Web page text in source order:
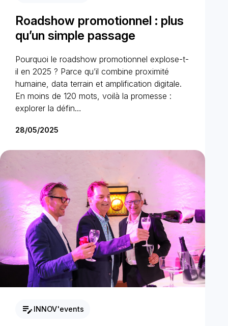
Roadshow promotionnel : plus
qu’un simple passage
Pourquoi le roadshow promotionnel explose-t-
il en 2025 ? Parce qu’il combine proximité
humaine, data terrain et amplification digitale.
En moins de 120 mots, voilà la promesse :
explorer la défin…
28/05/2025
edit_note INNOV'events